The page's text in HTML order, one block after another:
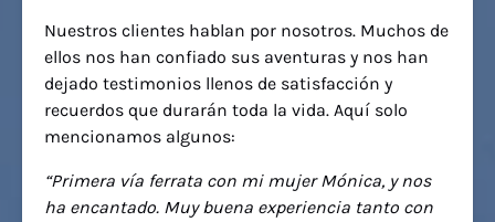
Nuestros clientes hablan por nosotros. Muchos de
ellos nos han confiado sus aventuras y nos han
dejado testimonios llenos de satisfacción y
recuerdos que durarán toda la vida. Aquí solo
mencionamos algunos:
“Primera vía ferrata con mi mujer Mónica, y nos
ha encantado. Muy buena experiencia tanto con